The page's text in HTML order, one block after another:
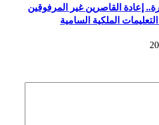
إعادة القاصرين غير المرفوقين
الملكية السامية